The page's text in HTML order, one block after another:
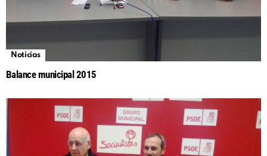
Noticias
Balance municipal 2015